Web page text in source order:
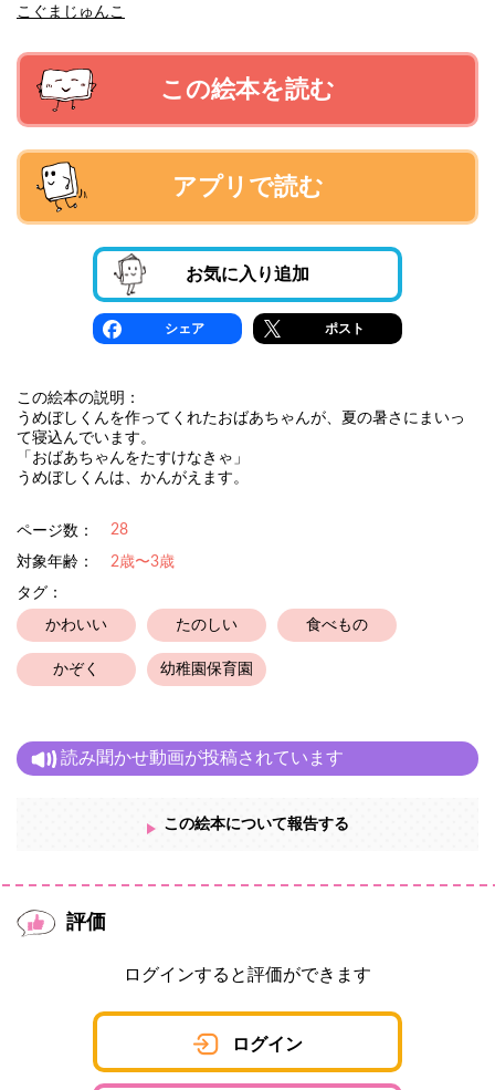
こぐまじゅんこ
この絵本を読む
アプリで読む
お気に入り追加
シェア ポスト
この絵本の説明：
うめぼしくんを作ってくれたおばあちゃんが、夏の暑さにまいっ
て寝込んでいます。
「おばあちゃんをたすけなきゃ」
うめぼしくんは、かんがえます。
ページ数： 28
対象年齢：
2歳〜3歳
タグ：
かわいい たのしい 食べもの
かぞく 幼稚園保育園
読み聞かせ動画が投稿されています
この絵本について報告する
評価
ログインすると評価ができます
ログイン